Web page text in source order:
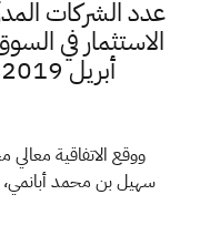
عدد الشركات
ووقع الاتفاقية
سهيل بن محمد